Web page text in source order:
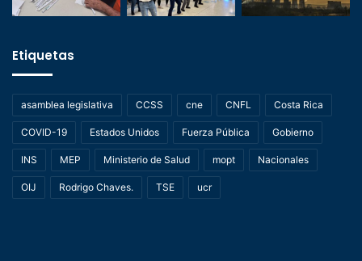
Etiquetas
asamblea legislativa CCSS cne CNFL Costa Rica
COVID-19 Estados Unidos Fuerza Pública Gobierno
INS MEP Ministerio de Salud mopt Nacionales
OIJ Rodrigo Chaves. TSE ucr